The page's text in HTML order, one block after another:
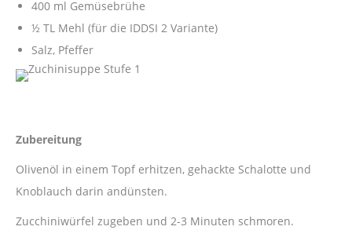
400 ml Gemüsebrühe
½ TL Mehl (für die IDDSI 2 Variante)
Salz, Pfeffer
Zubereitung
Olivenöl in einem Topf erhitzen, gehackte Schalotte und
Knoblauch darin andünsten.
Zucchiniwürfel zugeben und 2-3 Minuten schmoren.